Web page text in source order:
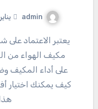
admin يناير 20, 2024
يعتبر الاعتماد على شركة محترفة لصيانة وتنظيف
مكيف الهواء من
على أداء المكيف
كيف يمكنك اختيار